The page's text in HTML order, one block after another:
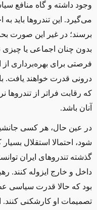
وجود داشته و گاه منافع
می‌گیرد. این تندروها باید
برسند؛ در غیر این صورت
بدون چنان اجماعی یا چیزی
فرصتی برای بهره‌برداری
درونی قدرت خواهند یافت.
که رقابت فراتر از تندروها
آنان باشد.
در عین حال، هر کسی
گذشته تندروهای ایران
داخل و خارج ایزوله کنند.
بود که حالا قدرت سیاسی
تصمیمات او کارشکنی کنند.